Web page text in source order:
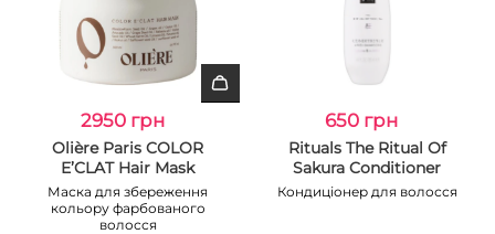
2950 грн
Olière Paris COLOR
E’CLAT Hair Mask
Маска для збереження
кольору фарбованого
волосся
650 грн
Rituals The Ritual Of
Sakura Conditioner
Кондиціонер для волосся